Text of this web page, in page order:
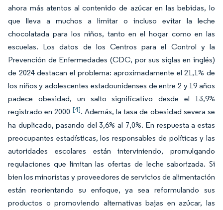
ahora más atentos al contenido de azúcar en las bebidas, lo
que lleva a muchos a limitar o incluso evitar la leche
chocolatada para los niños, tanto en el hogar como en las
escuelas. Los datos de los Centros para el Control y la
Prevención de Enfermedades (CDC, por sus siglas en inglés)
de 2024 destacan el problema: aproximadamente el 21,1% de
los niños y adolescentes estadounidenses de entre 2 y 19 años
padece obesidad, un salto significativo desde el 13,9%
registrado en 2000 [4]. Además, la tasa de obesidad severa se
ha duplicado, pasando del 3,6% al 7,0%. En respuesta a estas
preocupantes estadísticas, los responsables de políticas y las
autoridades escolares están interviniendo, promulgando
regulaciones que limitan las ofertas de leche saborizada. Si
bien los minoristas y proveedores de servicios de alimentación
están reorientando su enfoque, ya sea reformulando sus
productos o promoviendo alternativas bajas en azúcar, las